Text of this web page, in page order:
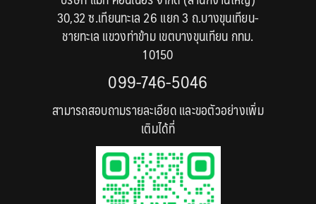
30,32 ซ.เทียนทะเล 26 แยก 3 ถ.บางขุนเทียน-
ชายทะเล แขวงท่าข้าม เขตบางขุนเทียน กทม.
10150
099-746-5046
สามารถสอบถามรายละเอียด และขอตัวอย่างเพิ่ม
เติมได้ที่